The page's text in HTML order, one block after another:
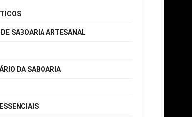
SABOARIA ARTESANAL
DA SABOARIA